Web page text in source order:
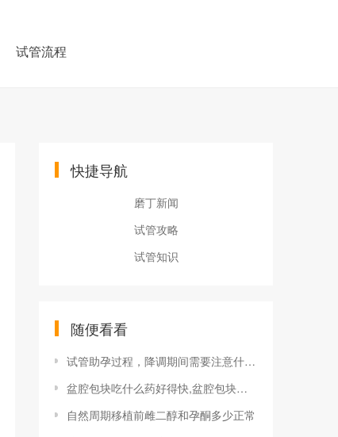
试管流程
快捷导航
磨丁新闻
试管攻略
试管知识
随便看看
试管助孕过程，降调期间需要注意什么?
盆腔包块吃什么药好得快,盆腔包块吃药能消除吗
自然周期移植前雌二醇和孕酮多少正常